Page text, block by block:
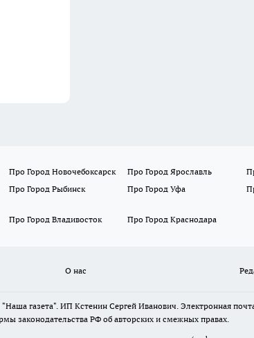
Про Город Новочебоксарск Про Город Ярославль
Про Город Рыбинск Про Город Уфа
Про Город Владивосток Про Город Краснодара
О нас
газета". ИП Кстенин Сергей Иванович. Электронная
законодательства РФ об авторских и смежных правах.